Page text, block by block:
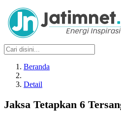
Beranda
Detail
Jaksa Tetapkan 6